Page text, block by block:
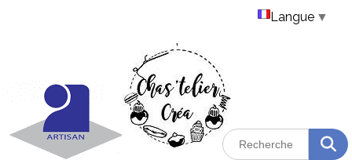
Langue ▼